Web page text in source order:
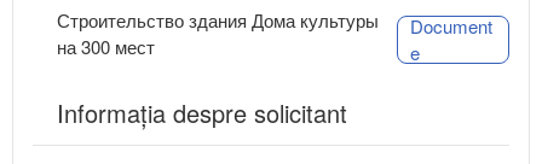
Строительство здания Дома культуры
на 300 мест
Document
e
Informaţia despre solicitant